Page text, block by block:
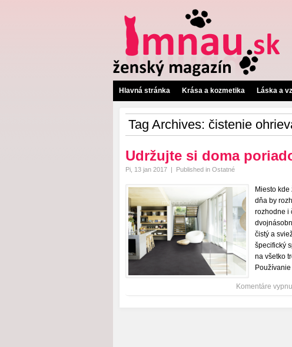
Hlavná stránka Krása a kozmetika Láska a
Tag Archives: čistenie
Udržujte si doma
Pi, 13 jan 2017 | Published in Ostatné
Miesto
dňa by
rozhodne i
čistý a
špecifický
na všetko
Komentáre